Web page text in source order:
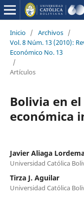
Inicio / Archivos /
Vol. 8 Núm. 13 (2010):
Económico No. 13
/
Artículos
Bolivia en
económica
Javier Aliaga
Universidad Católica
Tirza J. Aguilar
Universidad Católica